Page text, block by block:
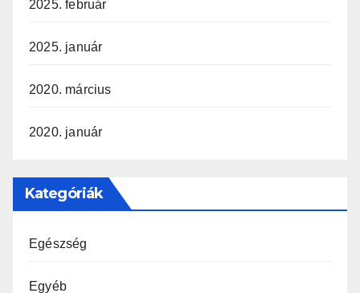
2025. február
2025. január
2020. március
2020. január
Kategóriák
Egészség
Egyéb